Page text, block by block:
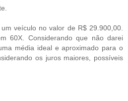
veículo no valor de R$ 29.900,00.
60X. Considerando que não darei
média ideal e aproximado para o
os juros maiores, possíveis